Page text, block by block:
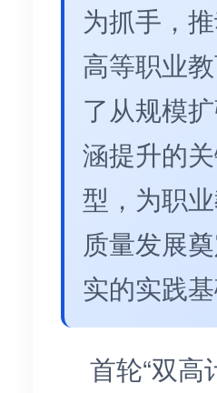
为抓手，
高等职业
了从规模
涵提升的
型，为职
质量发展
实的实践基
首轮“双高